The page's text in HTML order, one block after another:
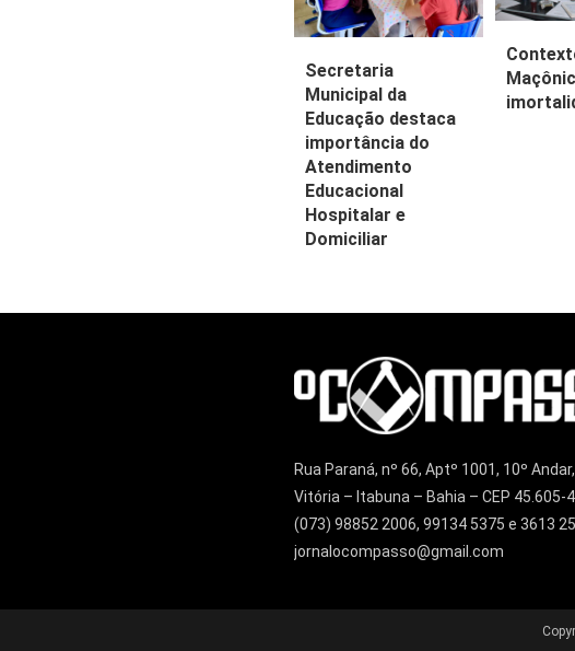
Secretaria
Municipal da
Educação destaca
importância do
Atendimento
Educacional
Hospitalar e
Domiciliar
Rua Paraná, nº 66, Aptº 1001, 10º
Vitória – Itabuna – Bahia – CEP 45.605-
(073) 98852 2006, 99134 5375 e 3613
jornalocompasso@gmail.com